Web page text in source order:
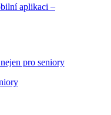
aplikaci –
pro seniory